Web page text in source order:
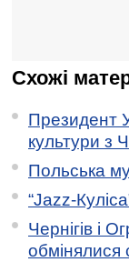
Схожі
Президент
культури з
Польська
“Jazz-
Чернігів і
обмінялися